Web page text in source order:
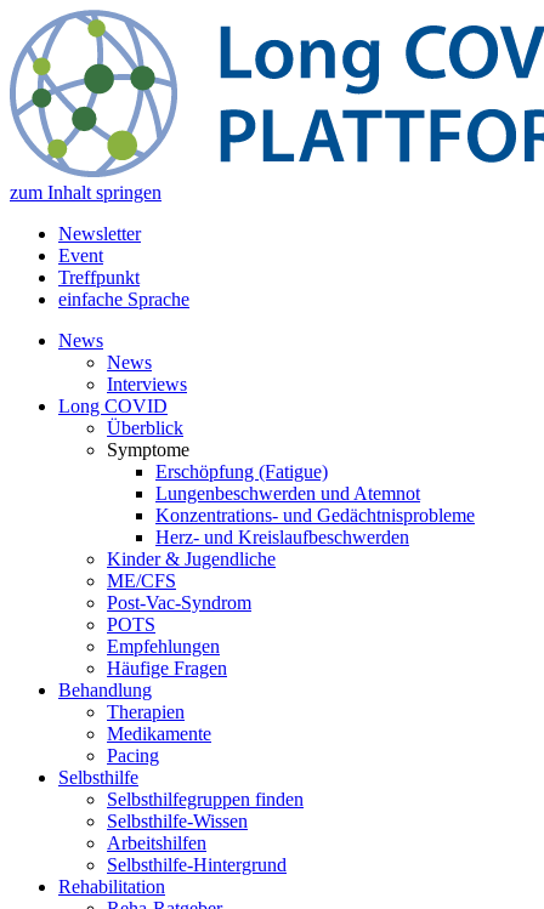
zum Inhalt springen
Newsletter
Event
Treffpunkt
einfache Sprache
News
News
Interviews
Long COVID
Überblick
Symptome
Erschöpfung (Fatigue)
Lungenbeschwerden und Atemnot
Konzentrations- und Gedächtnisprobleme
Herz- und Kreislaufbeschwerden
Kinder & Jugendliche
ME/CFS
Post-Vac-Syndrom
POTS
Empfehlungen
Häufige Fragen
Behandlung
Therapien
Medikamente
Pacing
Selbsthilfe
Selbsthilfegruppen finden
Selbsthilfe-Wissen
Arbeitshilfen
Selbsthilfe-Hintergrund
Rehabilitation